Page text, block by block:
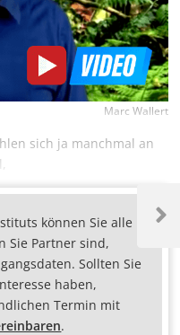
Marc Wallert
sich ja manchmal an
können Sie alle
Sie Partner sind,
Sollten Sie
haben,
Termin mit
.